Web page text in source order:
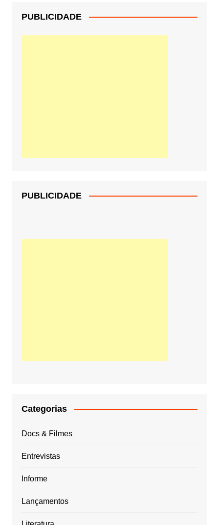
PUBLICIDADE
PUBLICIDADE
Categorias
Docs & Filmes
Entrevistas
Informe
Lançamentos